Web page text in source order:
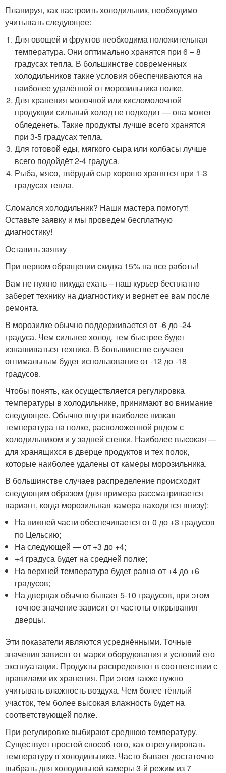
Планируя, как настроить холодильник, необходимо
учитывать следующее:
Для овощей и фруктов необходима положительная
температура. Они оптимально хранятся при 6 – 8
градусах тепла. В большинстве современных
холодильников такие условия обеспечиваются на
наиболее удалённой от морозильника полке.
Для хранения молочной или кисломолочной
продукции сильный холод не подходит — она может
обледенеть. Такие продукты лучше всего хранятся
при 3-5 градусах тепла.
Для готовой еды, мягкого сыра или колбасы лучше
всего подойдёт 2-4 градуса.
Рыба, мясо, твёрдый сыр хорошо хранятся при 1-3
градусах тепла.
Сломался холодильник? Наши мастера помогут!
Оставьте заявку и мы проведем бесплатную
диагностику!
Оставить заявку
При первом обращении скидка 15% на все работы!
Вам не нужно никуда ехать – наш курьер бесплатно
заберет технику на диагностику и вернет ее вам после
ремонта.
В морозилке обычно поддерживается от -6 до -24
градуса. Чем сильнее холод, тем быстрее будет
изнашиваться техника. В большинстве случаев
оптимальным будет использование от -12 до -18
градусов.
Чтобы понять, как осуществляется регулировка
температуры в холодильнике, принимают во внимание
следующее. Обычно внутри наиболее низкая
температура на полке, расположенной рядом с
холодильником и у задней стенки. Наиболее высокая —
для хранящихся в дверце продуктов и тех полок,
которые наиболее удалены от камеры морозильника.
В большинстве случаев распределение происходит
следующим образом (для примера рассматривается
вариант, когда морозильная камера находится внизу):
На нижней части обеспечивается от 0 до +3 градусов
по Цельсию;
На следующей — от +3 до +4;
+4 градуса будет на средней полке;
На верхней температура будет равна от +4 до +6
градусов;
На дверцах обычно бывает 5-10 градусов, при этом
точное значение зависит от частоты открывания
дверцы.
Эти показатели являются усреднёнными. Точные
значения зависят от марки оборудования и условий его
эксплуатации. Продукты распределяют в соответствии с
правилами их хранения. При этом также нужно
учитывать влажность воздуха. Чем более тёплый
участок, тем более высокая влажность будет на
соответствующей полке.
При регулировке выбирают среднюю температуру.
Существует простой способ того, как отрегулировать
температуру в холодильнике. Часто бывает достаточно
выбрать для холодильной камеры 3-й режим из 7